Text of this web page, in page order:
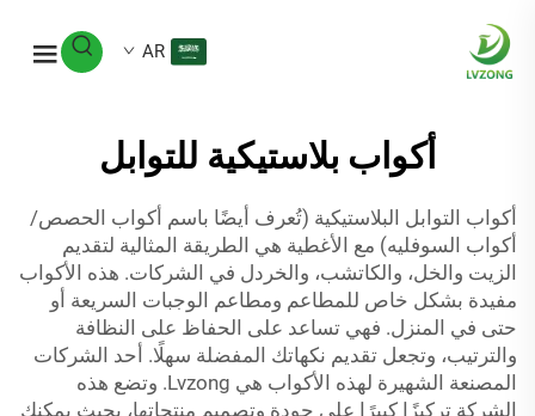
AR
أكواب بلاستيكية للتوابل
أكواب التوابل البلاستيكية (تُعرف أيضًا باسم أكواب الحصص/
أكواب السوفليه) مع الأغطية هي الطريقة المثالية لتقديم
الزيت والخل، والكاتشب، والخردل في الشركات. هذه الأكواب
مفيدة بشكل خاص للمطاعم ومطاعم الوجبات السريعة أو
حتى في المنزل. فهي تساعد على الحفاظ على النظافة
والترتيب، وتجعل تقديم نكهاتك المفضلة سهلًا. أحد الشركات
المصنعة الشهيرة لهذه الأكواب هي Lvzong. وتضع هذه
الشركة تركيزًا كبيرًا على جودة وتصميم منتجاتها، بحيث يمكنك